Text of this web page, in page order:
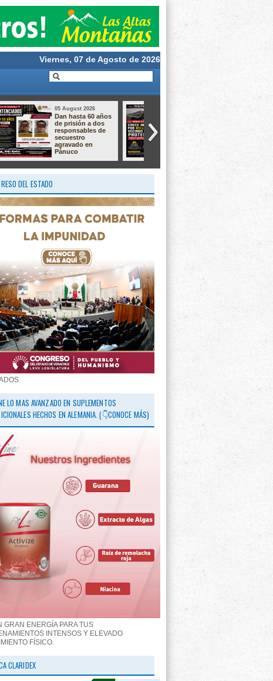
Viernes, 07 de Agosto de 2026
05 August 2026
Aprende a crear la
magia de nuestras
tradiciones!
Taller de Cultivo de
Langostino –
DEL ESTADO
LO MAS AVANZADO EN SUPLEMENTOS
HECHOS EN ALEMANIA. (👇CONOCE MÁS)
GRAN ENERGÍA PARA TUS
INTENSOS Y ELEVADO
FÍSICO.
CLARIDEX